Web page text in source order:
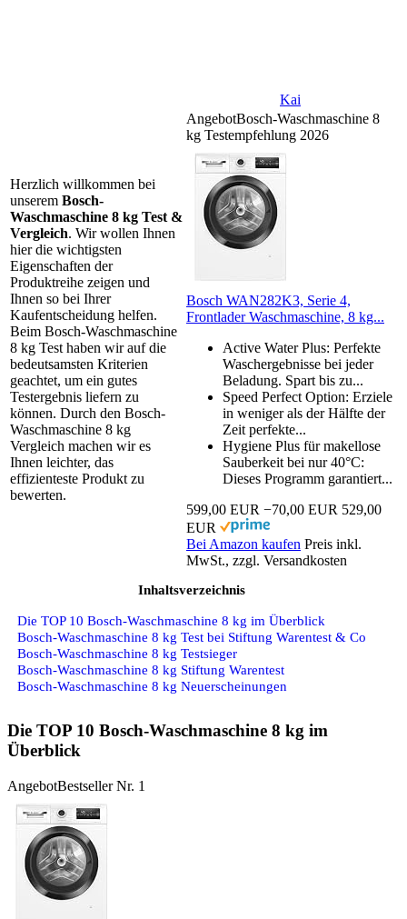
Kai
Herzlich willkommen bei
unserem Bosch-
Waschmaschine 8 kg Test &
Vergleich. Wir wollen Ihnen
hier die wichtigsten
Eigenschaften der
Produktreihe zeigen und
Ihnen so bei Ihrer
Kaufentscheidung helfen.
Beim Bosch-Waschmaschine
8 kg Test haben wir auf die
bedeutsamsten Kriterien
geachtet, um ein gutes
Testergebnis liefern zu
können. Durch den Bosch-
Waschmaschine 8 kg
Vergleich machen wir es
Ihnen leichter, das
effizienteste Produkt zu
bewerten.
AngebotBosch-Waschmaschine 8
kg Testempfehlung 2026
Bosch WAN282K3, Serie 4,
Frontlader Waschmaschine, 8 kg...
Active Water Plus: Perfekte
Waschergebnisse bei jeder
Beladung. Spart bis zu...
Speed Perfect Option: Erziele
in weniger als der Hälfte der
Zeit perfekte...
Hygiene Plus für makellose
Sauberkeit bei nur 40°C:
Dieses Programm garantiert...
599,00 EUR −70,00 EUR 529,00
EUR
Bei Amazon kaufen Preis inkl.
MwSt., zzgl. Versandkosten
Inhaltsverzeichnis
Die TOP 10 Bosch-Waschmaschine 8 kg im Überblick
Bosch-Waschmaschine 8 kg Test bei Stiftung Warentest & Co
Bosch-Waschmaschine 8 kg Testsieger
Bosch-Waschmaschine 8 kg Stiftung Warentest
Bosch-Waschmaschine 8 kg Neuerscheinungen
Die TOP 10 Bosch-Waschmaschine 8 kg im
Überblick
AngebotBestseller Nr. 1